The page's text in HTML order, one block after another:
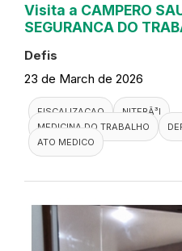
Visita a CAMPERO
SEGURANCA DO
Defis
23 de March de 2026
FISCALIZACAO
NITERÃ³I
MEDICINA DO TRABALHO
ATO MEDICO